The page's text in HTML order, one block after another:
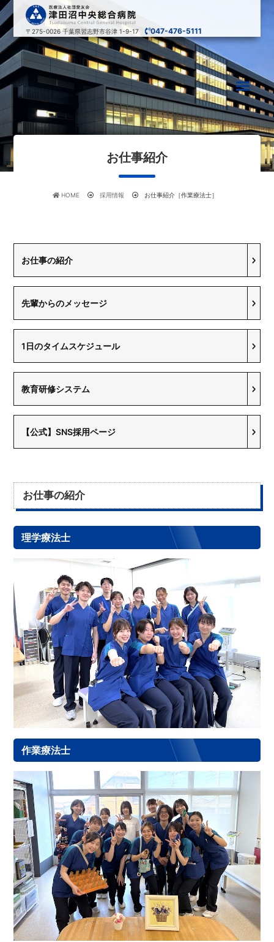
〒275-0026千葉県習志野市谷津 1-9-17 047-476-5111
お仕事紹介
HOME 採用情報 お仕事紹介［作業療法士］
お仕事の紹介
先輩からのメッセージ
1日のタイムスケジュール
教育研修システム
【公式】SNS採用ページ
お仕事の紹介
理学療法士
作業療法士